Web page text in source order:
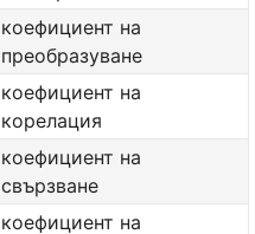
коефициент на
преобразуване
коефициент на
корелация
коефициент на
свързване
коефициент на